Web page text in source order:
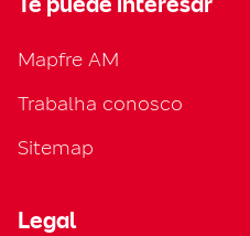
Mapfre AM
Trabalha conosco
Sitemap
Legal